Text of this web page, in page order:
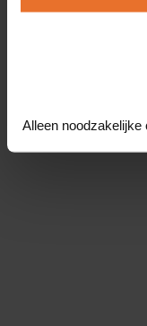
Alleen noodzakelijke